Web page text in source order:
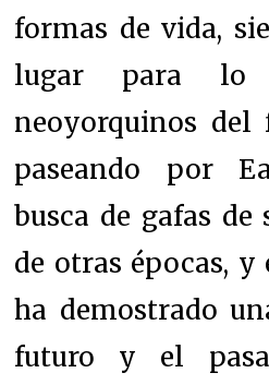
formas de vida,
lugar para lo
neoyorquinos del
paseando por
busca de gafas
de otras épocas, y
ha demostrado
futuro y el